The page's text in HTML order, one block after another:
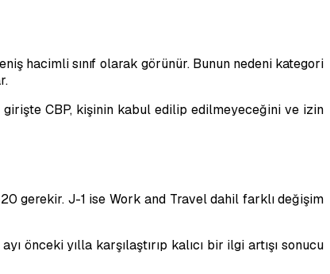
hacimli sınıf olarak görünür. Bunun nedeni kategori
CBP, kişinin kabul edilip edilmeyeceğini ve izin
gerekir. J-1 ise Work and Travel dahil farklı değişim
önceki yılla karşılaştırıp kalıcı bir ilgi artışı sonucu